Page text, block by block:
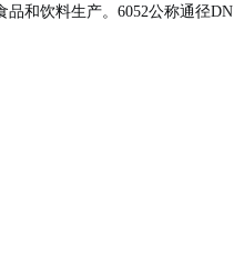
和饮料生产。 6052公称通径